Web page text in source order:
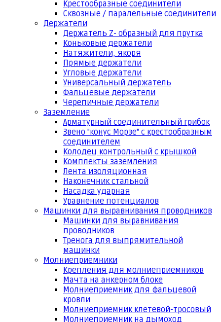
Крестообразные соединители
Сквозные / паралельные соединители
Держатели
Держатель Z- образный для прутка
Коньковые держатели
Натяжители, якоря
Прямые держатели
Угловые держатели
Универсальный держатель
Фальцевые держатели
Черепичные держатели
Заземление
Арматурный соединительный грибок
Звено "конус Морзе" с крестообразным
соединителем
Колодец контрольный с крышкой
Комплекты заземления
Лента изоляционная
Наконечник стальной
Насадка ударная
Уравнение потенциалов
Машинки для выравнивания проводников
Машинки для выравнивания
проводников
Тренога для выпрямительной
машинки
Молниеприемники
Крепления для молниеприемников
Мачта на анкерном блоке
Молниеприемник для фальцевой
кровли
Молниеприемник клетевой-тросовый
Молниеприемник на дымоход